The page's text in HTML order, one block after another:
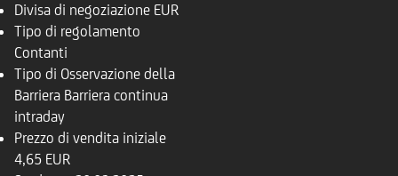
Divisa di negoziazione EUR
Tipo di regolamento
Contanti
Tipo di Osservazione della
Barriera Barriera continua
intraday
Prezzo di vendita iniziale
4,65 EUR